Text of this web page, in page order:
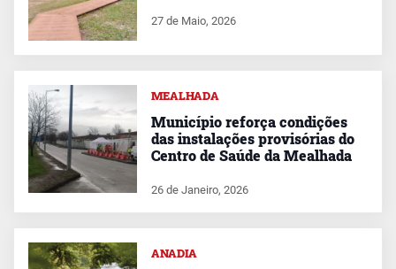
27 de Maio, 2026
MEALHADA
Município reforça condições
das instalações provisórias do
Centro de Saúde da Mealhada
26 de Janeiro, 2026
ANADIA